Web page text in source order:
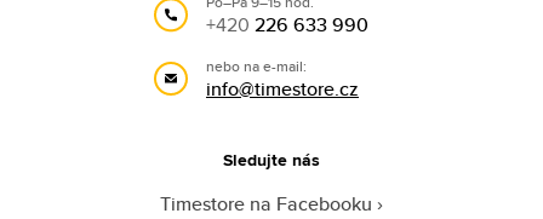
+420 226 633 990
nebo na e-mail:
info@timestore.cz
Sledujte nás
Timestore na Facebooku